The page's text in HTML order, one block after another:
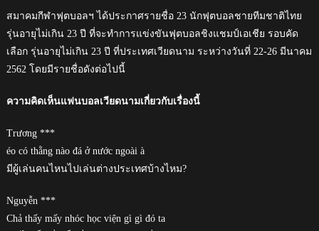
สมาคมกีฬาฟุตบอลฯ ได้ประกาศรายชื่อ 23 นักฟุตบอลชายทีมชาติไทย
รุ่นอายุไม่เกิน 23 ปี ที่จะทำการแข่งขันฟุตบอลชิงแชมป์เอเชีย รอบคัด
เลือก รุ่นอายุไม่เกิน 23 ปี ที่ประเทศเวียดนาม ระหว่างวันที่ 22-26 มีนาคม
2562 โดยมีรายชื่อดังต่อไปนี้
ความคิดเห็นแฟนบอลเวียดนามเกี่ยวกับเรื่องนี้
Trương ***
éo có thằng nào đá ở nước ngoài à
มีผู้เล่นคนไหนไปเล่นต่างประเทศบ้างไหม?
Nguyễn ***
Chả thấy mấy nhóc học viện gì gì đó ta